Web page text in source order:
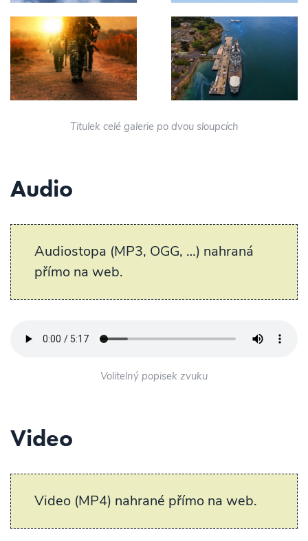
Titulek celé galerie po dvou sloupcích
Audio
Audiostopa (MP3, OGG, …) nahraná
přímo na web.
Volitelný popisek zvuku
Video
Video (MP4) nahrané přímo na web.